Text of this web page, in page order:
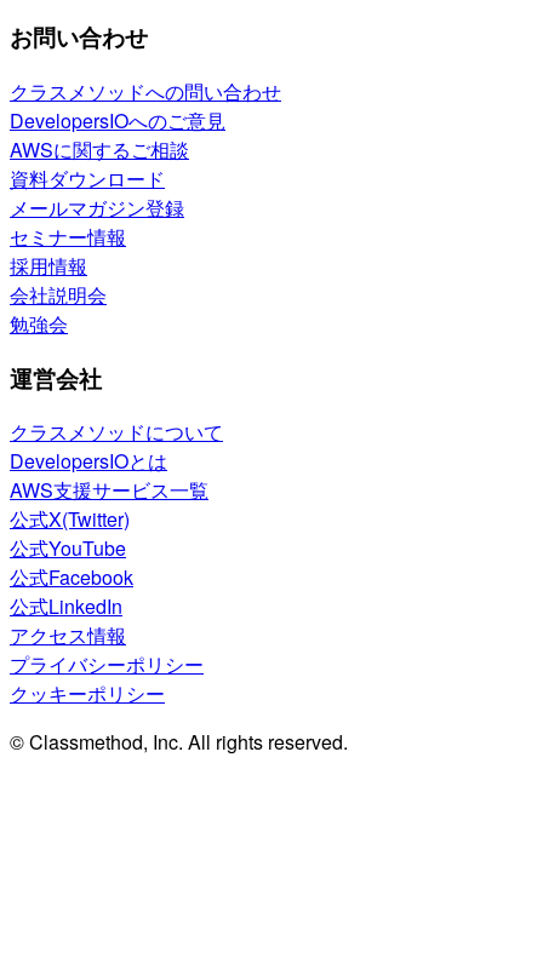
お問い合わせ
クラスメソッドへの問い合わせ
DevelopersIOへのご意見
AWSに関するご相談
資料ダウンロード
メールマガジン登録
セミナー情報
採用情報
会社説明会
勉強会
運営会社
クラスメソッドについて
DevelopersIOとは
AWS支援サービス一覧
公式X(Twitter)
公式YouTube
公式Facebook
公式LinkedIn
アクセス情報
プライバシーポリシー
クッキーポリシー
© Classmethod, Inc. All rights reserved.